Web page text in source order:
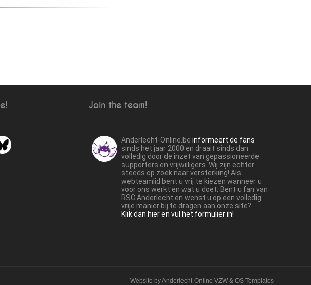
Join the team!
Anderlecht-Online.be informeert de fans
sinds het jaar 2000 en draait sinds dan
volledig door de inzet van gepassioneerde
supporters en vrijwilligers. Wij zijn echter
steeds op zoek naar versterking! Als
webteamlid bent u vrij te kiezen wanneer u
voor ons werkt en wat u doet. Bent u fan van
RSC Anderlecht en wenst u op een volledig
vrije manier bij te dragen aan onze site?
Klik dan hier en vul het formulier in!
Website byAnderlecht-Online VZW & OS Templates